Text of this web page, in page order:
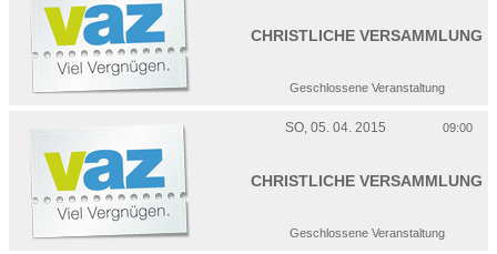
CHRISTLICHE VERSAMMLUNG
Geschlossene Veranstaltung
SO, 05. 04. 2015 09:00
CHRISTLICHE VERSAMMLUNG
Geschlossene Veranstaltung